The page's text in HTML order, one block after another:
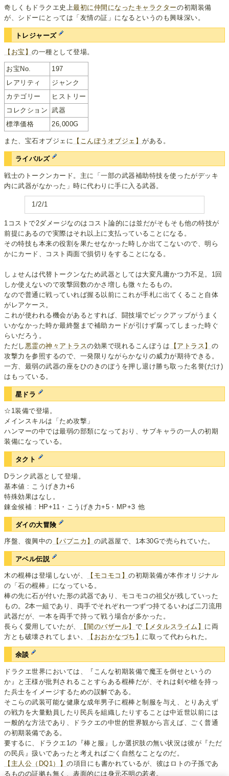
奇しくもドラクエ史上最初に仲間になったキャラクターの初期装備
が、シドーにとっては「友情の証」になるというのも興味深い。
トレジャーズ
【お宝】の一種として登場。
お宝No.
197
レアリティ
ジャンク
カテゴリー
ヒストリー
コレクション 武器
標準価格
26,000G
また、宝石オブジェに 【こんぼうオブジェ】がある。
ライバルズ
戦士のトークンカード。主に「一部の武器補助特技を使ったがデッキ
内に武器がなかった」時に代わりに手に入る武器。
1/2/1
1コストで2ダメージなのはコスト論的には並だがそもそも他の特技が
前提にあるので実際はそれ以上に支払っていることになる。
その特技も本来の役割を果たせなかった時しか出てこないので、明ら
かにカード、コスト両面で損切りをすることになる。
しょせんは代替トークンなため武器としては大変凡庸かつ力不足。1回
しか使えないので攻撃回数のかさ増しも微々たるもの。
なので普通に戦っていれば握る以前にこれが手札に出てくること自体
がレアケース。
これが使われる機会があるとすれば、闘技場でピックアップがうまく
いかなかった時か最終盤まで補助カードが引けず腐ってしまった時ぐ
らいだろう。
ただし 悪霊の神々アトラスの効果で現れるこんぼうは 【アトラス】 の
攻撃力を参照するので、一発限りながらかなりの威力が期待できる。
一方、最弱の武器の座をひのきのぼうを押し退け勝ち取った名誉(だけ)
はもっている。
星ドラ
☆1装備で登場。
メインスキルは「ため攻撃」
ハンマーの中では最弱の部類になっており、サブキャラの一人の初期
装備になっている。
タクト
Dランク武器として登場。
基本値 : こうげき力+6
特殊効果はなし。
錬金候補 : HP+11・こうげき力+5・MP+3 他
ダイの大冒険
序盤、復興中の 【パプニカ】 の武器屋で、1本30Gで売られていた。
アベル伝説
木の棍棒は登場しないが、 【モコモコ】の初期装備が本作オリジナル
の「石の棍棒」になっている。
棒の先に石が付いた形の武器であり、モコモコの祖父が残していった
もの。2本一組であり、両手でそれぞれ一つずつ持てるいわば二刀流用
武器だが、一本を両手で持って戦う場合が多かった。
長らく愛用していたが、
【闇のバザール】 で 【メタルスライム】 に両
方とも破壊されてしまい、
【おおかなづち】 に取って代わられた。
余談
ドラクエ世界においては、『こんな初期装備で魔王を倒せというの
か』と王様が批判されることすらある棍棒だが、それは剣や槍を持っ
た兵士をイメージするための誤解である。
そこらの武装可能な健康な成年男子に棍棒と制服を与え、とりあえず
の戦力を大量動員したり民兵を組織したりすることは中近世以前には
一般的な方法であり、ドラクエの中世的世界観から言えば、ごく普通
の初期装備である。
要するに、ドラクエ1の『棒と服』しか選択肢の無い状況は彼が『ただ
の民兵』扱いであったと考えればごく自然なことなのだ。
【主人公（DQ1）】の項目にも書かれているが、彼はロトの子孫であ
るものの証拠も無く、表面的には身元不明の若者。